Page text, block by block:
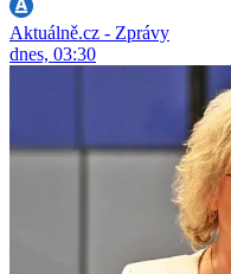
Aktuálně.cz - Zprávy
dnes, 03:30